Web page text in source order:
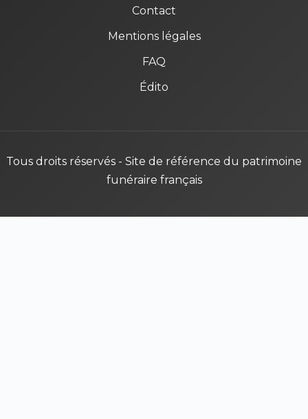
Contact
Mentions légales
FAQ
Édito
Tous droits réservés - Site de référence du patrimoine
funéraire français